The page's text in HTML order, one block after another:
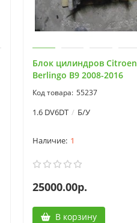
Блок цилиндров Citroen
Berlingo B9 2008-2016
55237
1.6 DV6DT Б/У
1
25000.00р.
В корзину